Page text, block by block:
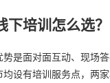
培训怎么选？
是面对面互动、现场
设有培训服务点，两